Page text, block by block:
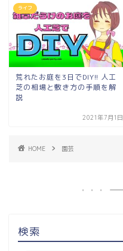
ライフ
荒れたお庭を3日でDIY!! 人工
芝の相場と敷き方の手順を解
説
2021年7月1日
HOME 園芸
検索